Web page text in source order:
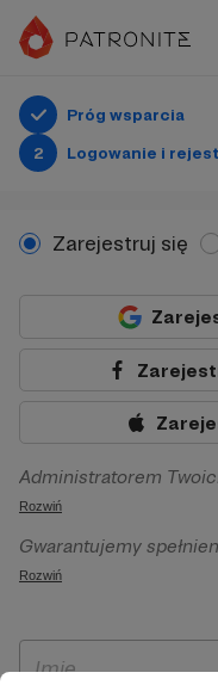
Próg wsparcia
2
Logowanie i
Zarejestruj się
Administratorem
sp. z o.o. z siedziba w
092 Warszawa. Twoje
szczególności w celu
Patronite.pl, w tym
otrzymywania
Rozwiń
Gwarantujemy
wynikających z
ich przenoszenia,
Rozwiń